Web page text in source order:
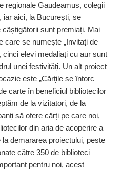
regionale Gaudeamus, colegii
iar aici, la București, se
sunt premiați. Mai
care se numește „Invitați de
cinci elevi medaliați cu aur sunt
unei festivități. Un alt proiect
este „Cărţile se întorc
carte în beneficiul bibliotecilor
de la vizitatori, de la
să ofere cărți pe care noi,
din aria de acoperire a
demararea proiectului, peste
către 350 de biblioteci
pentru noi, acest